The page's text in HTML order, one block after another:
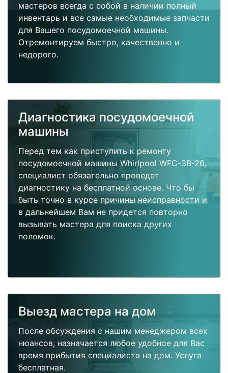
мастеров всегда с собой в наличии полный
инвентарь и все самые необходимые запчасти
для Вашего посудомоечной машины.
Отремонтируем быстро, качественно и
недорого.
Диагностика посудомоечной
машины
Перед тем как приступить к ремонту
посудомоечной машины Whirlpool WFC-3B-26,
специалист обязательно проведет
диагностику на бесплатной основе. Что бы
быть точно в курсе причины неисправности и
в дальнейшем Вам не придется повторно
вызывать мастера для поиска других
поломок.
Выезд мастера на дом
После обсуждения с нашим менеджером всех
нюансов, назначается любое удобное для Вас
время прибытия специалиста на дом. Услуга
бесплатная.